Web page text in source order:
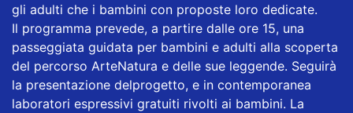
gli adulti che i bambini con proposte loro dedicate.
Il programma prevede, a partire dalle ore 15, una
passeggiata guidata per bambini e adulti alla scoperta
del percorso ArteNatura e delle sue leggende. Seguirà
la presentazione delprogetto, e in contemporanea
laboratori espressivi gratuiti rivolti ai bambini. La